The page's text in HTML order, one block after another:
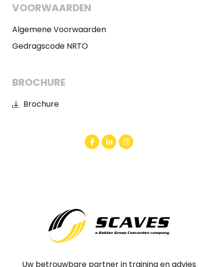
VOORWAARDEN
Algemene Voorwaarden
Gedragscode NRTO
BROCHURE
Brochure
Uw betrouwbare partner in training en advies